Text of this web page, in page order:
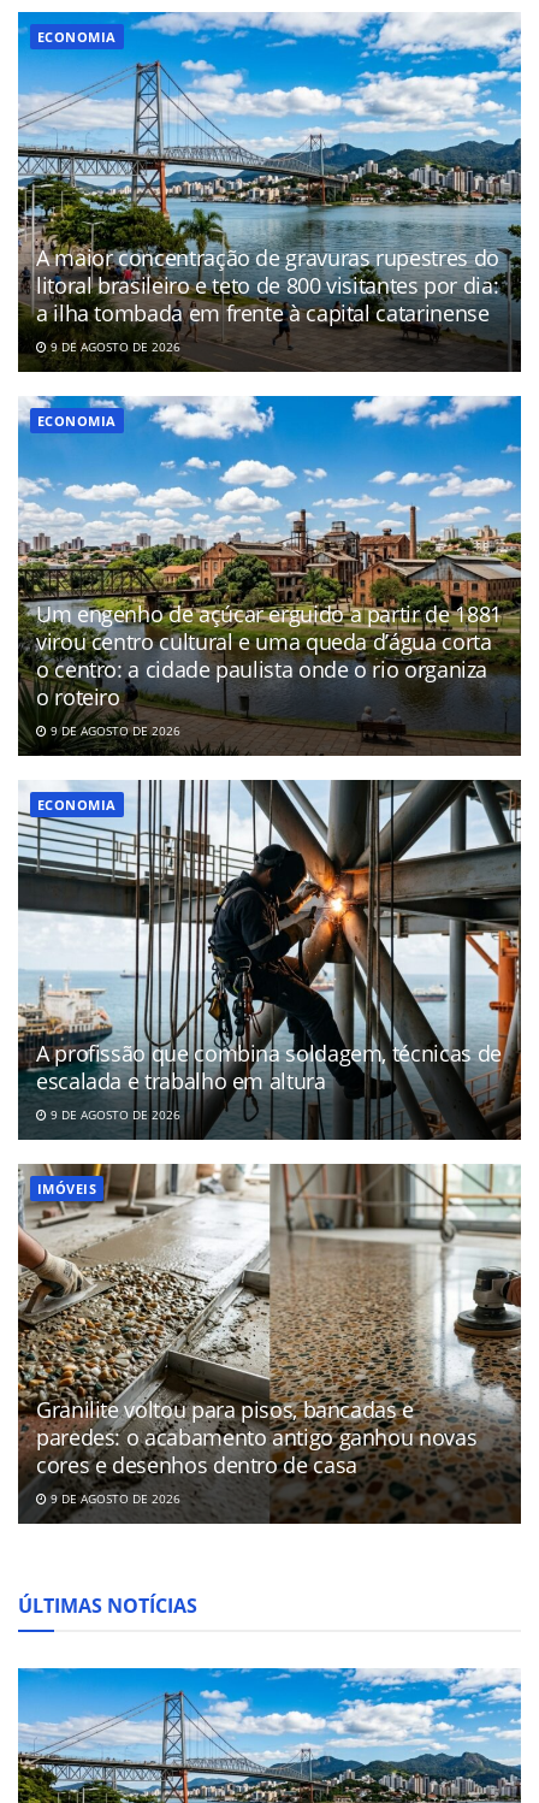
ECONOMIA
A maior concentração de gravuras rupestres do
litoral brasileiro e teto de 800 visitantes por dia:
a ilha tombada em frente à capital catarinense
9 DE AGOSTO DE 2026
ECONOMIA
Um engenho de açúcar erguido a partir de 1881
virou centro cultural e uma queda d’água corta
o centro: a cidade paulista onde o rio organiza
o roteiro
9 DE AGOSTO DE 2026
ECONOMIA
A profissão que combina soldagem, técnicas de
escalada e trabalho em altura
9 DE AGOSTO DE 2026
IMÓVEIS
Granilite voltou para pisos, bancadas e
paredes: o acabamento antigo ganhou novas
cores e desenhos dentro de casa
9 DE AGOSTO DE 2026
ÚLTIMAS NOTÍCIAS